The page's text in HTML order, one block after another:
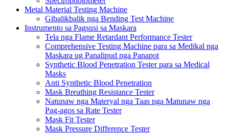
Metal Material Testing Machine
Gibalikbalik nga Bending Test Machine
Instrumento sa Pagsusi sa Maskara
Tela nga Flame Retardant Performance Tester
Comprehensive Testing Machine para sa Medikal nga
Maskara ug Panalipud nga Panapot
Synthetic Blood Penetration Tester para sa Medical
Masks
Anti Synthetic Blood Penetration
Mask Breathing Resistance Tester
Natunaw nga Materyal nga Taas nga Matunaw nga
Pag-agos sa Rate Tester
Mask Fit Tester
Mask Pressure Difference Tester